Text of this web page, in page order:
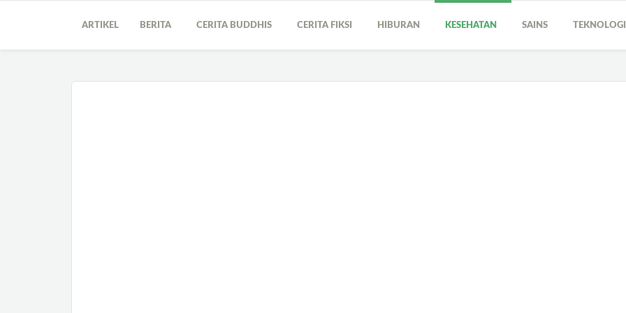
ARTIKEL BERITA CERITA BUDDHIS CERITA FIKSI HIBURAN KESEHATAN SAINS